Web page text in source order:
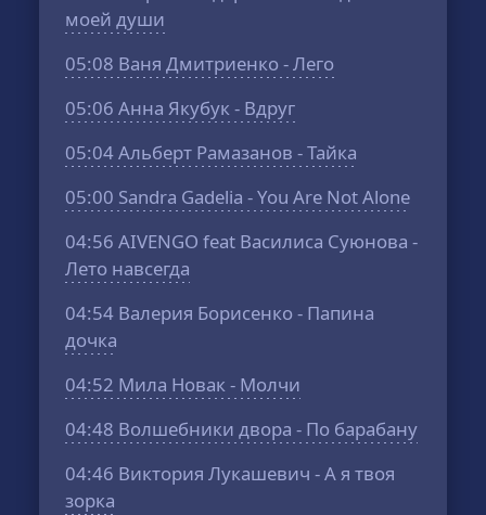
моей души
05:08 Ваня Дмитриенко - Лего
05:06 Анна Якубук - Вдруг
05:04Альберт Рамазанов - Тайка
05:00 Sandra Gadelia - You Are Not Alone
04:56 AIVENGO feat Василиса Суюнова -
Лето навсегда
04:54 Валерия Борисенко - Папина
дочка
04:52 Мила Новак - Молчи
04:48 Волшебники двора - По барабану
04:46 Виктория Лукашевич - А я твоя
зорка